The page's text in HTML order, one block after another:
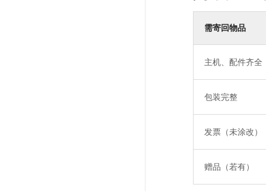
需寄回物品
主机、配件齐全
包装完整
发票（未涂改）
赠品（若有）